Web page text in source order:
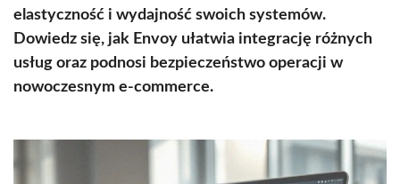
elastyczność i wydajność swoich systemów.
Dowiedz się, jak Envoy ułatwia integrację różnych
usług oraz podnosi bezpieczeństwo operacji w
nowoczesnym e-commerce.